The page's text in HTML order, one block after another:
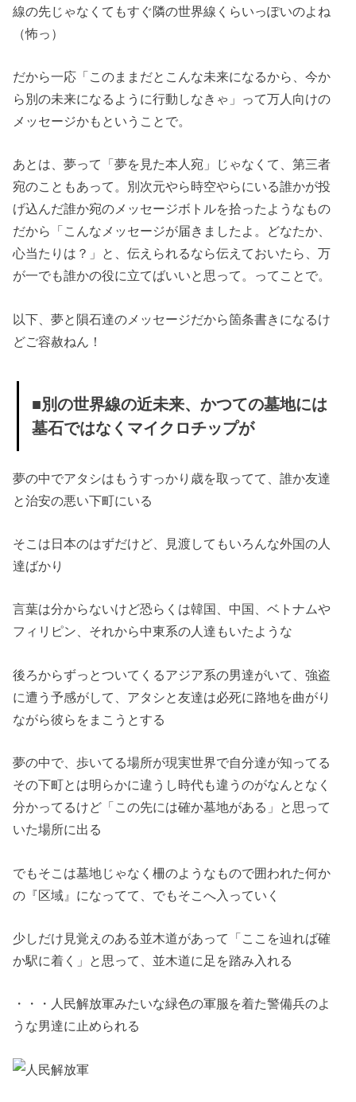
線の先じゃなくてもすぐ隣の世界線くらいっぽいのよね
（怖っ）
だから一応「このままだとこんな未来になるから、今か
ら別の未来になるように行動しなきゃ」って万人向けの
メッセージかもということで。
あとは、夢って「夢を見た本人宛」じゃなくて、第三者
宛のこともあって。別次元やら時空やらにいる誰かが投
げ込んだ誰か宛のメッセージボトルを拾ったようなもの
だから「こんなメッセージが届きましたよ。どなたか、
心当たりは？」と、伝えられるなら伝えておいたら、万
が一でも誰かの役に立てばいいと思って。ってことで。
以下、夢と隕石達のメッセージだから箇条書きになるけ
どご容赦ねん！
■別の世界線の近未来、かつての墓地には
墓石ではなくマイクロチップが
夢の中でアタシはもうすっかり歳を取ってて、誰か友達
と治安の悪い下町にいる
そこは日本のはずだけど、見渡してもいろんな外国の人
達ばかり
言葉は分からないけど恐らくは韓国、中国、ベトナムや
フィリピン、それから中東系の人達もいたような
後ろからずっとついてくるアジア系の男達がいて、強盗
に遭う予感がして、アタシと友達は必死に路地を曲がり
ながら彼らをまこうとする
夢の中で、歩いてる場所が現実世界で自分達が知ってる
その下町とは明らかに違うし時代も違うのがなんとなく
分かってるけど「この先には確か墓地がある」と思って
いた場所に出る
でもそこは墓地じゃなく柵のようなもので囲われた何か
の『区域』になってて、でもそこへ入っていく
少しだけ見覚えのある並木道があって「ここを辿れば確
か駅に着く」と思って、並木道に足を踏み入れる
・・・人民解放軍みたいな緑色の軍服を着た警備兵のよ
うな男達に止められる